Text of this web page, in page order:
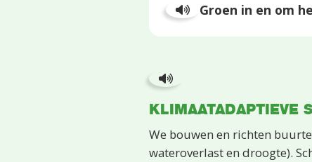
Groen in en om
KLIMAATADAPTIEVE
We bouwen en richten
wateroverlast en droogte).